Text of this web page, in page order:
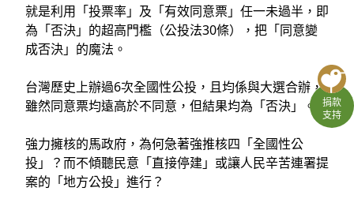
臉書
捐款
支持
就是利用「投票率」及「有效同意票」任一未過半，即
為「否決」的超高門檻（公投法30條），把「同意變
成否決」的魔法。
台灣歷史上辦過6次全國性公投，且均係與大選合辦，
雖然同意票均遠高於不同意，但結果均為「否決」。
強力擁核的馬政府，為何急著強推核四「全國性公
投」？而不傾聽民意「直接停建」或讓人民辛苦連署提
案的「地方公投」進行？